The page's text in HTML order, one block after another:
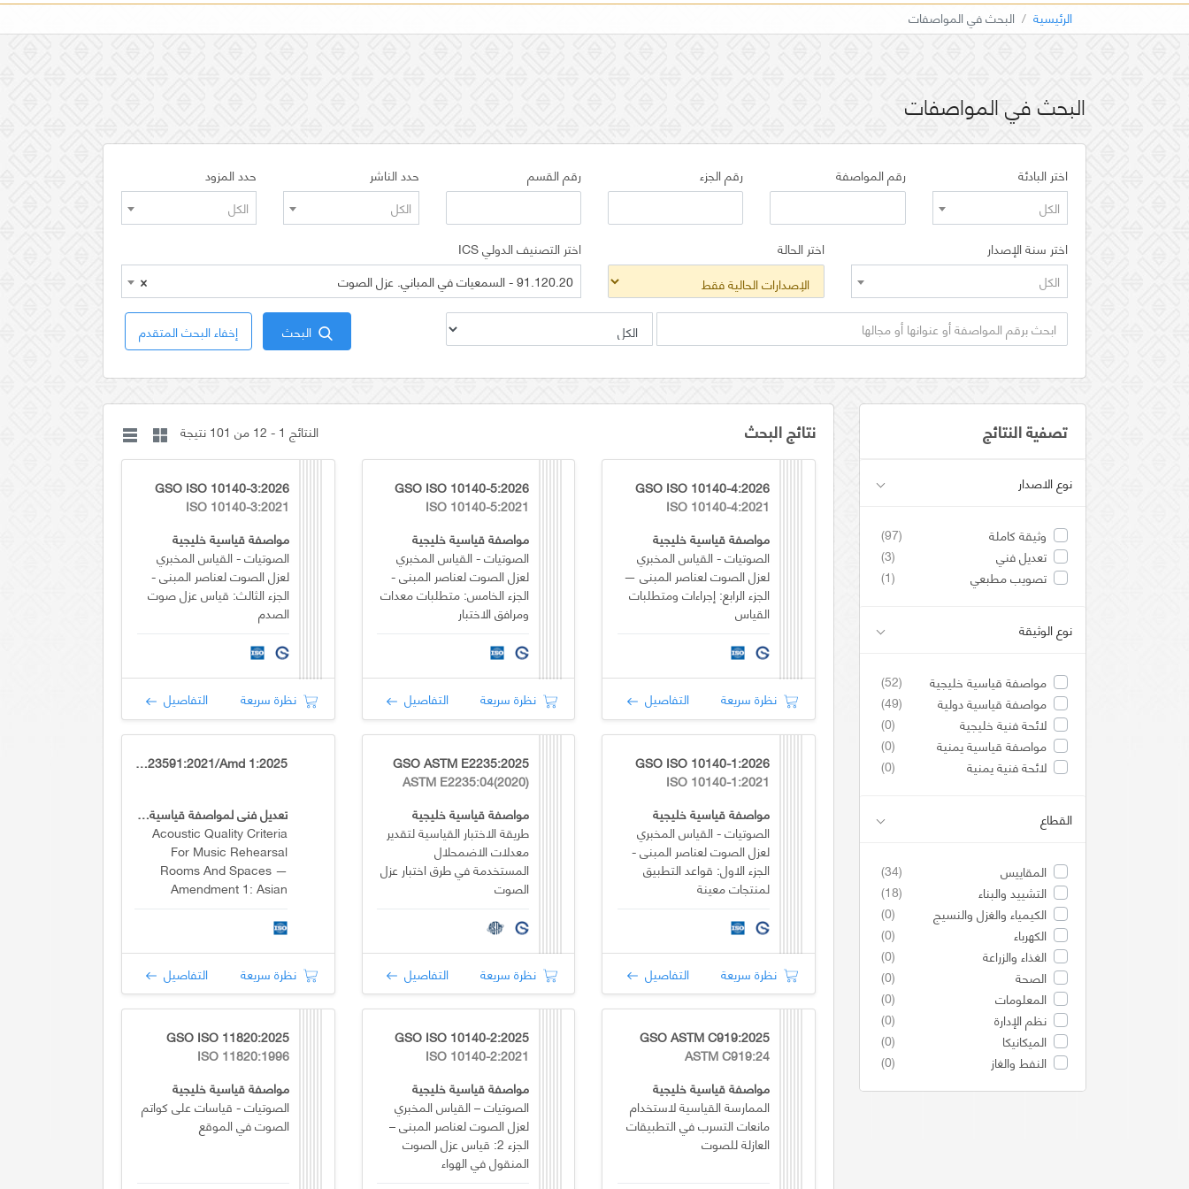
الرئيسية البحث في المواصفات
البحث في المواصفات
اختر البادئة
الكل
رقم المواصفة رقم الجزء رقم القسم
حدد الناشر
الكل
حدد المزود
الكل
اختر سنة الإصدار
الكل
اختر الحالة
اختر التصنيف الدولي ICS
×
91.120.20 - السمعيات في المباني. عزل الصوت
البحث إخفاء البحث المتقدم
تصفية النتائج
نوع الاصدار
وثيقة كاملة
(97)
تعديل فني
(3)
تصويب مطبعي
(1)
نوع الوثيقة
مواصفة قياسية خليجية
(52)
مواصفة قياسية دولية
(49)
لائحة فنية خليجية
(0)
مواصفة قياسية يمنية
(0)
لائحة فنية يمنية
(0)
القطاع
المقاييس
(34)
التشييد والبناء
(18)
الكيمياء والغزل والنسيج
(0)
الكهرباء
(0)
الغذاء والزراعة
(0)
الصحة
(0)
المعلومات
(0)
نظم الإدارة
(0)
الميكانيكا
(0)
النفط والغاز
(0)
نتائج البحث النتائج 1 - 12 من 101 نتيجة
GSO ISO 10140-4:2026
ISO 10140-4:2021
مواصفة قياسية خليجية
الصوتيات - القياس المخبري
لعزل الصوت لعناصر المبنى —
الجزء الرابع: إجراءات ومتطلبات
القياس
نظرة سريعة التفاصيل
GSO ISO 10140-5:2026
ISO 10140-5:2021
مواصفة قياسية خليجية
الصوتيات - القياس المخبري
لعزل الصوت لعناصر المبنى -
الجزء الخامس: متطلبات معدات
ومرافق الاختبار
نظرة سريعة التفاصيل
GSO ISO 10140-3:2026
ISO 10140-3:2021
مواصفة قياسية خليجية
الصوتيات - القياس المخبري
لعزل الصوت لعناصر المبنى -
الجزء الثالث: قياس عزل صوت
الصدم
نظرة سريعة التفاصيل
GSO ISO 10140-1:2026
ISO 10140-1:2021
مواصفة قياسية خليجية
الصوتيات - القياس المخبري
لعزل الصوت لعناصر المبنى -
الجزء الاول: قواعد التطبيق
لمنتجات معينة
نظرة سريعة التفاصيل
GSO ASTM E2235:2025
ASTM E2235:04(2020)
مواصفة قياسية خليجية
طريقة الاختبار القياسية لتقدير
معدلات الاضمحلال
المستخدمة في طرق اختبار عزل
الصوت
نظرة سريعة التفاصيل
ISO 23591:2021/Amd 1:2025
تعديل فني لمواصفة قياسية دولية
Acoustic Quality Criteria
For Music Rehearsal
Rooms And Spaces —
Amendment 1: Asian
(Gugak)
نظرة سريعة التفاصيل
GSO ASTM C919:2025
ASTM C919:24
مواصفة قياسية خليجية
الممارسة القياسية لاستخدام
مانعات التسرب في التطبيقات
العازلة للصوت
GSO ISO 10140-2:2025
ISO 10140-2:2021
مواصفة قياسية خليجية
الصوتيات – القياس المخبري
لعزل الصوت لعناصر المبنى –
الجزء 2: قياس عزل الصوت
المنقول في الهواء
GSO ISO 11820:2025
ISO 11820:1996
مواصفة قياسية خليجية
الصوتيات - قياسات على كواتم
الصوت في الموقع